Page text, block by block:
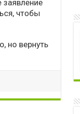
заявление
чтобы
но вернуть